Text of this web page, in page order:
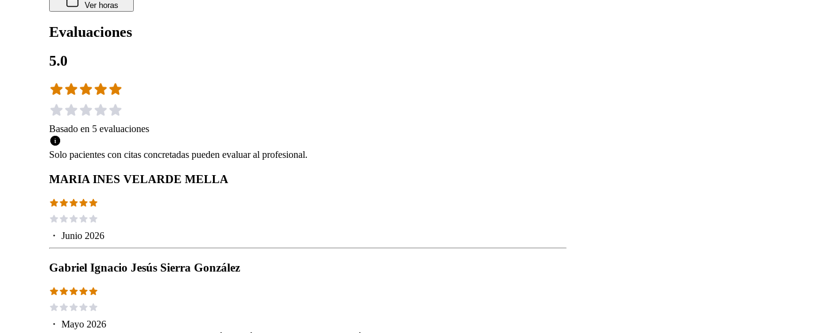
Ver horas
Evaluaciones
5.0
Basado en 5 evaluaciones
Solo pacientes con citas concretadas pueden evaluar al profesional.
MARIA INES VELARDE MELLA
・ Junio 2026
Gabriel Ignacio Jesús Sierra González
・ Mayo 2026